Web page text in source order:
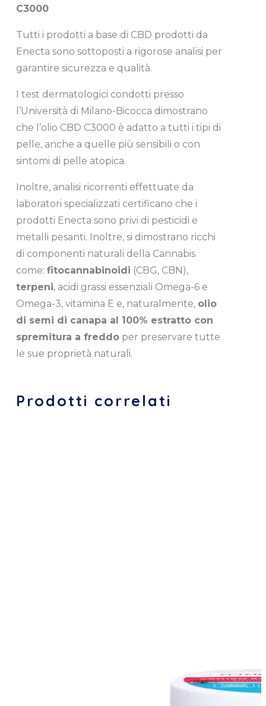
C3000
Tutti i prodotti a base di CBD prodotti da
Enecta sono sottoposti a rigorose analisi per
garantire sicurezza e qualità.
I test dermatologici condotti presso
l’Università di Milano-Bicocca dimostrano
che l’olio CBD C3000 è adatto a tutti i tipi di
pelle, anche a quelle più sensibili o con
sintomi di pelle atopica.
Inoltre, analisi ricorrenti effettuate da
laboratori specializzati certificano che i
prodotti Enecta sono privi di pesticidi e
metalli pesanti. Inoltre, si dimostrano ricchi
di componenti naturali della Cannabis
come:fitocannabinoidi (CBG, CBN),
terpeni, acidi grassi essenziali Omega-6 e
Omega-3, vitamina E e, naturalmente, olio
di semi di canapa al 100% estratto con
spremitura a freddo per preservare tutte
le sue proprietà naturali.
Prodotti correlati